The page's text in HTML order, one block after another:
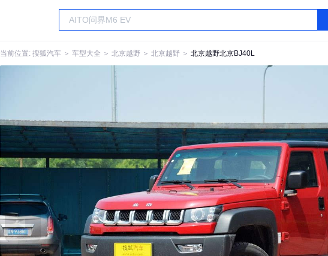
当前位置: 搜狐汽车 ＞ 车型大全 ＞ 北京越野 ＞ 北京越野 ＞ 北京越野北京BJ40L